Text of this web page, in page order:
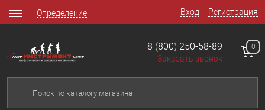
Вход Регистрация
Определение
8 (800) 250-58-89
Заказать звонок
0